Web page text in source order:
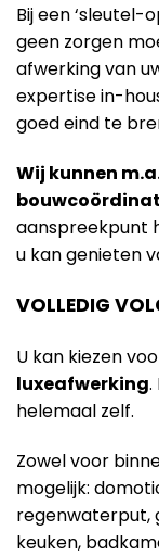
Bij een ‘sleutel-
geen zorgen
afwerking van
expertise in-
goed eind te
Wij kunnen
aanspreekpunt
u kan genieten
VOLLEDIG
U kan kiezen
luxeafwerking.
helemaal zelf.
Zowel voor
mogelijk:
regenwaterput,
keuken,